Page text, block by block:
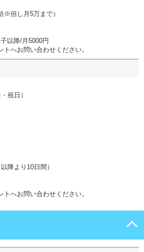
※但し月5万まで）
以降/月5000円
へお問い合わせください。
祝日）
降より10日間）
へお問い合わせください。